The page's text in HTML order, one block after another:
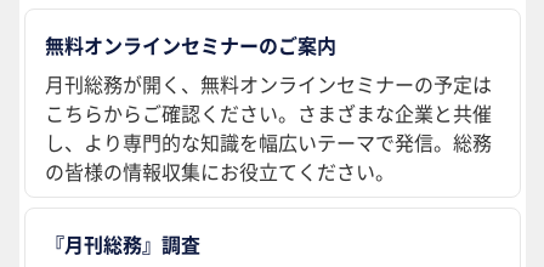
無料オンラインセミナーのご案内
月刊総務が開く、無料オンラインセミナーの予定は
こちらからご確認ください。さまざまな企業と共催
し、より専門的な知識を幅広いテーマで発信。総務
の皆様の情報収集にお役立てください。
『月刊総務』調査